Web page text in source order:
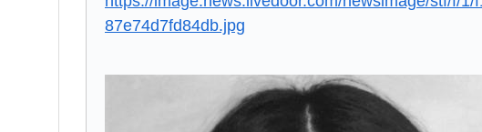
87e74d7fd84db.jpg